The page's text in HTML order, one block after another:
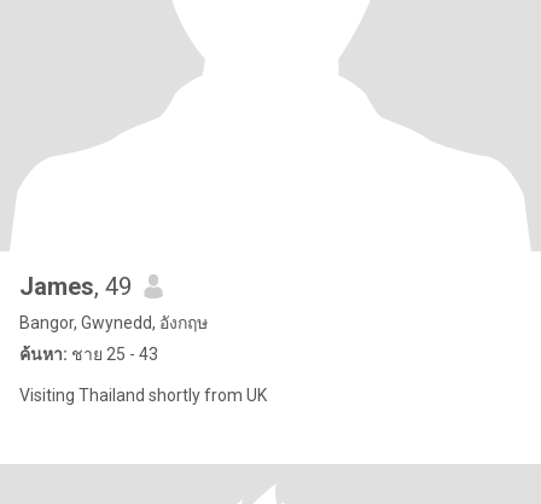
James, 49
Bangor, Gwynedd, อังกฤษ
ค้นหา: ชาย 25 - 43
Visiting Thailand shortly from UK